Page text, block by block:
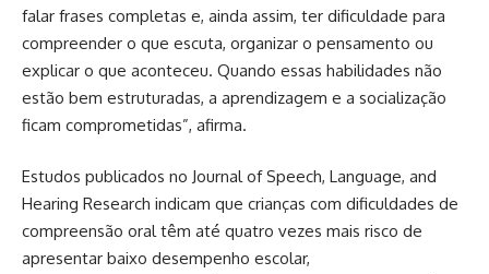
falar frases completas e, ainda assim, ter dificuldade para
compreender o que escuta, organizar o pensamento ou
explicar o que aconteceu. Quando essas habilidades não
estão bem estruturadas, a aprendizagem e a socialização
ficam comprometidas”, afirma.
Estudos publicados no Journal of Speech, Language, and
Hearing Research indicam que crianças com dificuldades de
compreensão oral têm até quatro vezes mais risco de
apresentar baixo desempenho escolar,